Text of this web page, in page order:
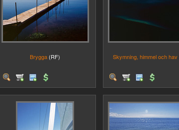
Brygga (RF) Skymning, himmel och hav